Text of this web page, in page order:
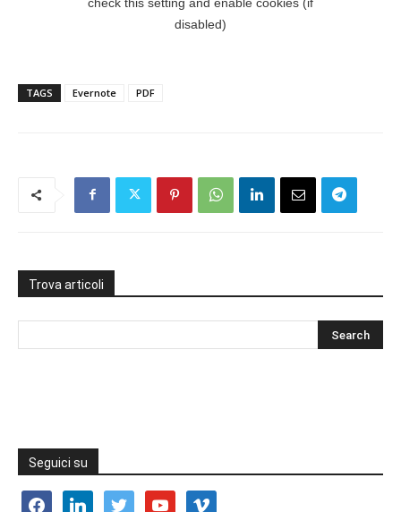
TAGS Evernote PDF
Trova articoli
Seguici su
facebooklinkedin twitter youtube vimeo